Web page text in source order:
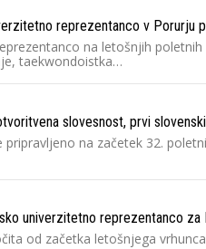
reprezentanco v Porurju
na letošnjih
taekwondoistka…
slovesnost, prvi
na začetek 32.
univerzitetno reprezentanco za
od začetka letošnjega